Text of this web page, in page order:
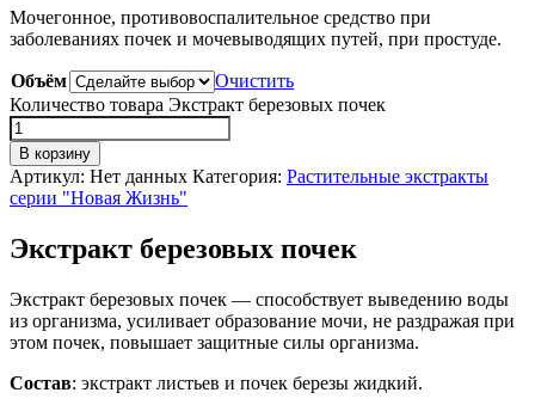
Мочегонное, противовоспалительное средство при
заболеваниях почек и мочевыводящих путей, при простуде.
Объём
Очистить
Количество товара Экстракт березовых почек
В корзину
Артикул: Нет данных Категория: Растительные экстракты
серии "Новая Жизнь"
Экстракт березовых почек
Экстракт березовых почек — способствует выведению воды
из организма, усиливает образование мочи, не раздражая при
этом почек, повышает защитные силы организма.
Состав: экстракт листьев и почек березы жидкий.